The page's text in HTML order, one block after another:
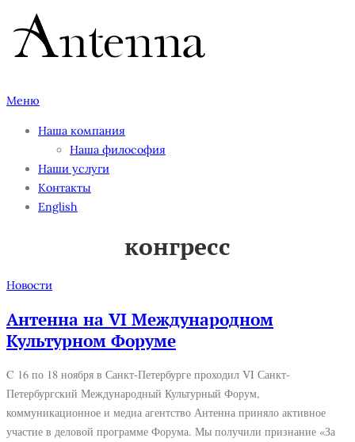
Перейти
содержимому
Меню
Наша компания
Наша философия
Наши услуги
Контакты
English
конгресс
Новости
Антенна на VI Международном
Культурном Форуме
C 16 по 18 ноября в Санкт-Петербурге проходил VI Санкт-
Петербургский Международный Культурный Форум,
коммуникационное и медиа агентство Антенна приняло активное
участие в деловой программе Форума. Мы получили признание «За